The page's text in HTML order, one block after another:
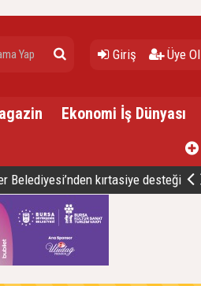
Giriş Üye Ol
Ekonomi İş Dünyası
Belediyesi’nden kırtasiye desteği